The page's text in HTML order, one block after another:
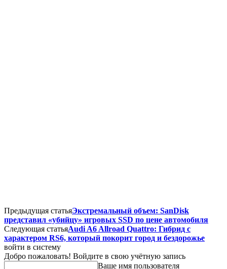
Предыдущая статьяЭкстремальный объем: SanDisk
представил «убийцу» игровых SSD по цене автомобиля
Следующая статьяAudi A6 Allroad Quattro: Гибрид с
характером RS6, который покорит город и бездорожье
войти в систему
Добро пожаловать! Войдите в свою учётную запись
Ваше имя пользователя